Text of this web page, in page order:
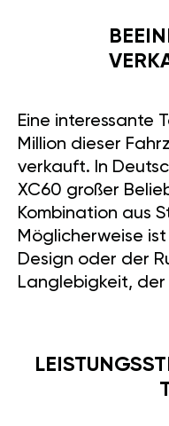
Eine interessante
Million dieser
verkauft. In
XC60 großer
Kombination aus
Möglicherweise
Design oder der
Langlebigkeit,